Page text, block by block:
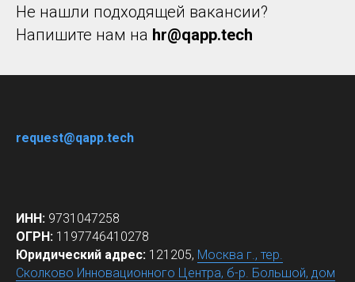
Не нашли подходящей вакансии?
Напишите нам на hr@qapp.tech
request@qapp.tech
ИНН: 9731047258
ОГРН: 1197746410278
Юридический адрес: 121205, Москва г., тер.
Сколково Инновационного Центра, б-р. Большой, дом